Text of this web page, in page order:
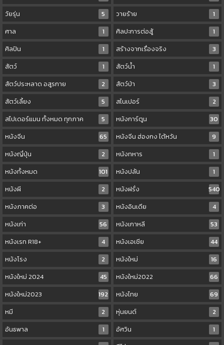
วัยรุ่น
5 วายร้าย
1
ศาล
1 ศิลปะการต่อสู้
1
ศิลปิน
1 สร้างจากเรื่องจริง
3
สัตว์
1 สัตว์น้ำ
1
สัตว์ประหลาด อสูรกาย
2 สัตว์ป่า
3
สัตว์เลี้ยง
5 สไนเปอร์
2
สไปเดอร์แมน ทั้งหมด ทุกภาค
5 หนังการ์ตูน
30
หนังจีน
65 หนังจีน ฮ่องกง ไต้หวัน
9
หนังญี่ปุ่น
2 หนังทหาร
1
หนังทั้งหมด
101 หนังปล้น
1
หนังผี
2 หนังฝรั่ง
540
หนังภาคต่อ
3 หนังอินเดีย
4
หนังเก่า
56 หนังเกาหลี
53
หนังเรท R18+
4 หนังเอเชีย
44
หนังโรง
2 หนังใหม่
16
หนังใหม่ 2024
45 หนังใหม่2022
66
หนังใหม่2023
192 หนังไทย
69
หมี
2 หุ่นยนต์
2
อันธพาล
1 อัศวิน
1